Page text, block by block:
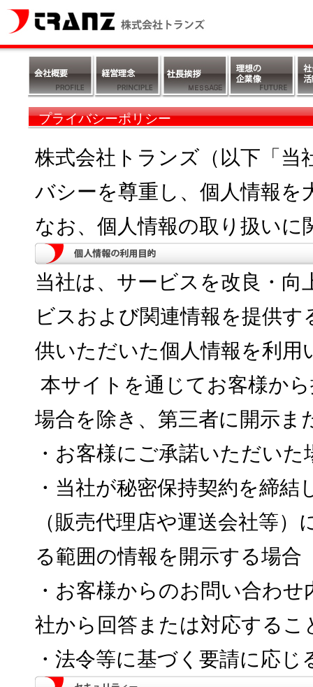
プライバシーポリシー
株式会社トランズ（以下「
バシーを尊重し、個人情報を
なお、個人情報の取り扱い
当社は、サービスを改良・
ビスおよび関連情報を提供
供いただいた個人情報を利用
本サイトを通じてお客様か
場合を除き、第三者に開示
・お客様にご承諾いただいた
・当社が秘密保持契約を締
（販売代理店や運送会社等
る範囲の情報を開示する場合
・お客様からのお問い合わ
社から回答または対応する
・法令等に基づく要請に応じ